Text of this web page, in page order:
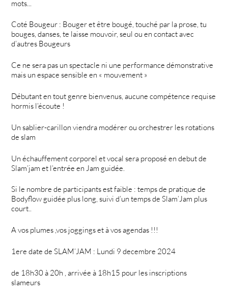
mots...
Coté Bougeur : Bouger et être bougé, touché par la prose, tu
bouges, danses, te laisse mouvoir, seul ou en contact avec
d’autres Bougeurs
Ce ne sera pas un spectacle ni une performance démonstrative
mais un espace sensible en « mouvement »
Débutant en tout genre bienvenus, aucune compétence requise
hormis l’écoute !
Un sablier-carillon viendra modérer ou orchestrer les rotations
de slam
Un échauffement corporel et vocal sera proposé en debut de
Slam’jam et l’entrée en Jam guidée.
Si le nombre de participants est faible : temps de pratique de
Bodyflow guidée plus long, suivi d’un temps de Slam’Jam plus
court..
A vos plumes ,vos joggings et à vos agendas !!!
1ere date de SLAM’JAM : Lundi 9 decembre 2024
de 18h30 à 20h , arrivée à 18h15 pour les inscriptions
slameurs